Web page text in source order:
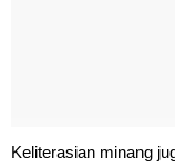
Keliterasian minang